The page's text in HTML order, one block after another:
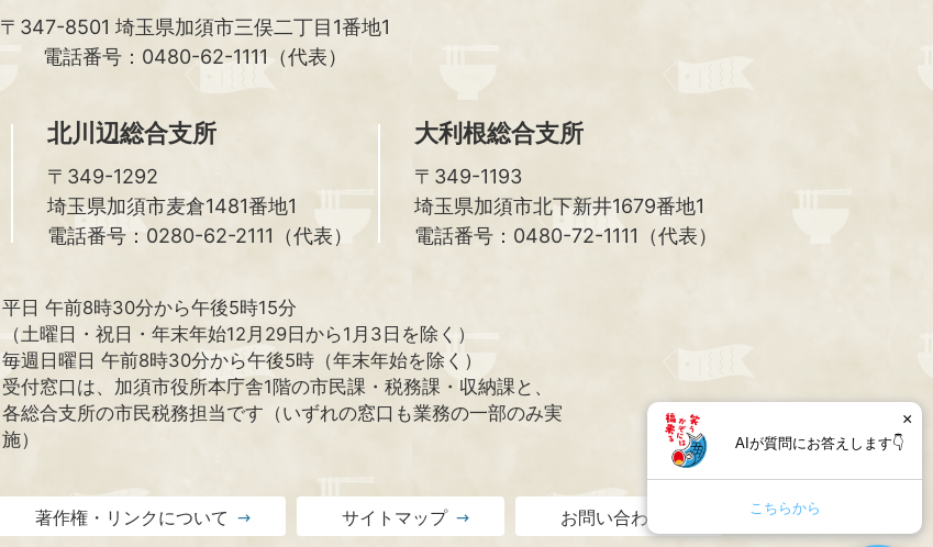
〒347-8501 埼玉県加須市三俣二丁目1番地1
電話番号：0480-62-1111（代表）
北川辺総合支所
〒349-1292
埼玉県加須市麦倉1481番地1
電話番号：0280-62-2111（代表）
大利根総合支所
〒349-1193
埼玉県加須市北下新井1679番地1
電話番号：0480-72-1111（代表）
平日 午前8時30分から午後5時15分
（土曜日・祝日・年末年始12月29日から1月3日を除く）
毎週日曜日 午前8時30分から午後5時（年末年始を除く）
受付窓口は、加須市役所本庁舎1階の市民課・税務課・収納課と、
各総合支所の市民税務担当です（いずれの窓口も業務の一部のみ実
施）
著作権・リンクについて サイトマップ お問い合わせ
AIが質問にお答えします👇
こちらから
×